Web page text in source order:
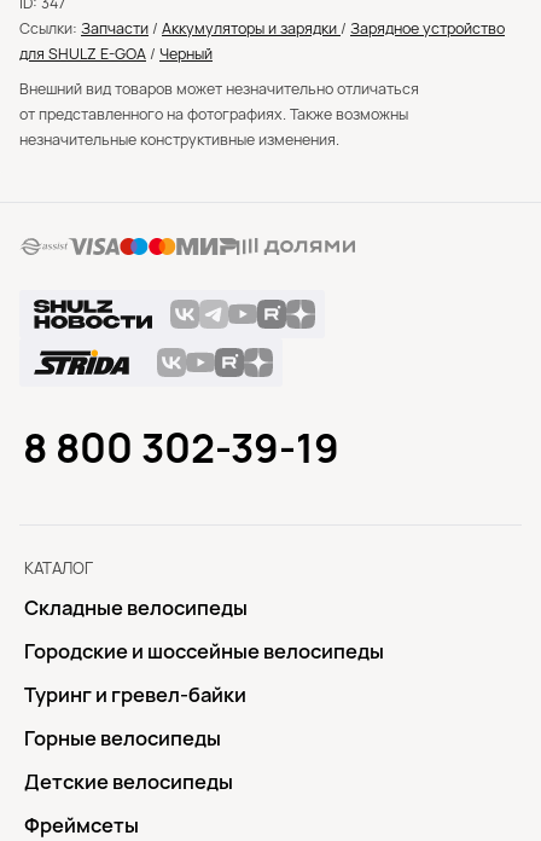
Ссылки: Запчасти / Аккумуляторы и зарядки / Зарядное устройство
для SHULZ E-GOA / Черный
Внешний вид товаров может незначительно отличаться
от представленного на фотографиях. Также возможны
незначительные конструктивные изменения.
КАТАЛОГ
Складные велосипеды
Городские и шоссейные велосипеды
Туринг и гревел-байки
Горные велосипеды
Детские велосипеды
Фреймсеты
8 800 302-39-19